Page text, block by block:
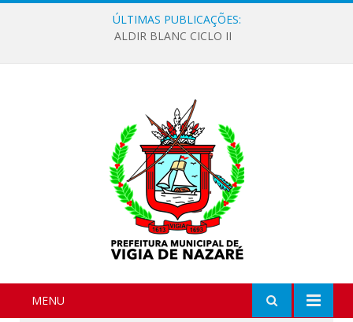
ÚLTIMAS PUBLICAÇÕES:
ALDIR BLANC CICLO II
MENU